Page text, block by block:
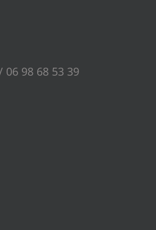
06 98 68 53 39